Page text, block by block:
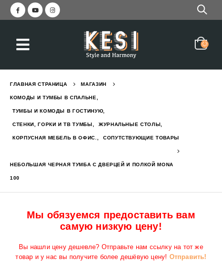
ГЛАВНАЯ СТРАНИЦА МАГАЗИН
КОМОДЫ И ТУМБЫ В СПАЛЬНЕ
ТУМБЫ И КОМОДЫ В ГОСТИНУЮ
СТЕНКИ, ГОРКИ И ТВ ТУМБЫ ЖУРНАЛЬНЫЕ СТОЛЫ
КОРПУСНАЯ МЕБЕЛЬ В ОФИС. СОПУТСТВУЮЩИЕ ТОВАРЫ
НЕБОЛЬШАЯ ЧЕРНАЯ ТУМБА С ДВЕРЦЕЙ И ПОЛКОЙ MONA
100
Мы обязуемся предоставить вам
самую низкую цену!
Вы нашли цену дешевле? Отправьте нам ссылку на тот же
товар и у нас вы получите более дешёвую цену! Отправить!
и вешалкой STELLA
вешалкой и зеркалом GREEN
ящиком и полками EVEREST L
Красивая прихожая с
Кровать двухъярусная
6,290